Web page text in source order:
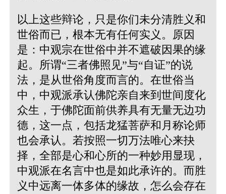
以上这些辩论，只是你们未分清胜义和
世俗而已，根本无有任何实义。原因
是：中观宗在世俗中并不遮破因果的缘
起。所谓“三者佛照见”与“自证”的说
法，是从世俗角度而言的。在世俗当
中，中观派承认佛陀亲自来到世间度化
众生，于佛陀面前供养具有无量无边功
德，这一点，包括龙猛菩萨和月称论师
也会承认。若按照一切万法唯心来抉
择，全部是心和心所的一种妙用显现，
中观派在名言中也是如此承许的。而胜
义中远离一体多体的缘故，怎么会存在